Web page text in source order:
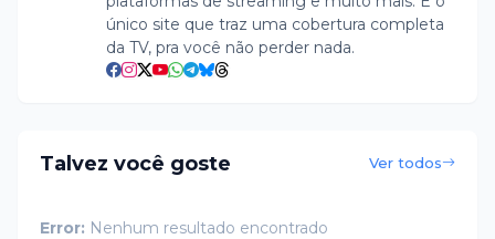
único site que traz uma cobertura completa
da TV, pra você não perder nada.
Talvez você goste Ver todos
Error: Nenhum resultado encontrado